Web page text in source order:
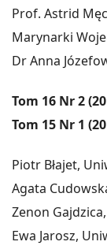
Prof. Astrid
Marynarki
Dr Anna
Tom 16 Nr 2
Tom 15 Nr 1
Piotr Błajet,
Agata
Zenon
Ewa Jarosz,